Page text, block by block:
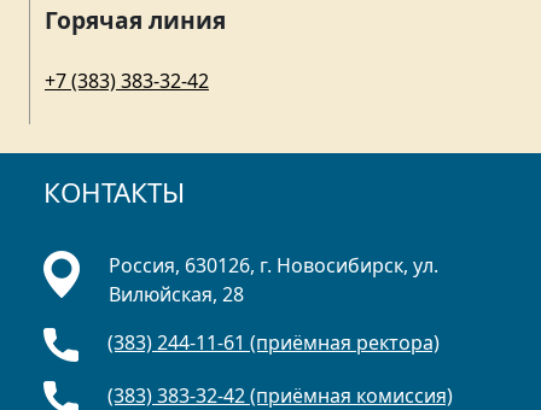
Горячая линия
+7 (383) 383-32-42
КОНТАКТЫ
Россия, 630126, г. Новосибирск, ул.
Вилюйская, 28
(383) 244-11-61 (приёмная ректора)
(383) 383-32-42 (приёмная комиссия)